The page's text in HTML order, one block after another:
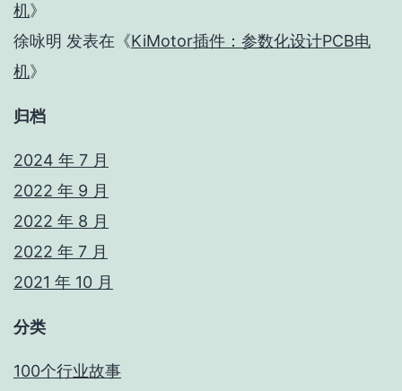
机》
徐咏明 发表在《KiMotor插件：参数化设计PCB电
机》
归档
2024 年 7 月
2022 年 9 月
2022 年 8 月
2022 年 7 月
2021 年 10 月
分类
100个行业故事